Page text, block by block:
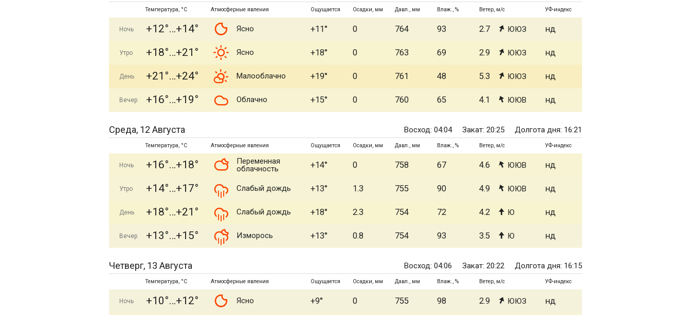
Температура, °C Атмосферные явления Ощущается Осадки, мм Давл., мм Влаж., % Ветер, м/с УФ-индекс
Ночь +12° +14° Ясно +11° 0 764 93 2.7 ЮЮЗ нд
Утро +18° +21° Ясно +18° 0 763 69 2.9 ЮЮЗ нд
День +21° +24° Малооблачно +19° 0 761 48 5.3 ЮЮЗ нд
Вечер +16° +19° Облачно +15° 0 760 65 4.1 ЮЮВ нд
Среда, 12 Августа Восход: 04:04 Закат: 20:25 Долгота дня: 16:21
Температура, °C Атмосферные явления Ощущается Осадки, мм Давл., мм Влаж., % Ветер, м/с УФ-индекс
Ночь +16° +18°
Переменная
облачность
+14° 0 758 67 4.6 ЮЮВ нд
Утро +14° +17° Слабый дождь +13° 1.3 755 90 4.9 ЮЮВ нд
День +18° +21° Слабый дождь +18° 2.3 754 72 4.2 Ю нд
Вечер +13° +15° Изморось +13° 0.8 754 93 3.5 Ю нд
Четверг, 13 Августа Восход: 04:06 Закат: 20:22 Долгота дня: 16:15
Температура, °C Атмосферные явления Ощущается Осадки, мм Давл., мм Влаж., % Ветер, м/с УФ-индекс
Ночь +10° +12° Ясно +9° 0 755 98 2.9 ЮЮЗ нд